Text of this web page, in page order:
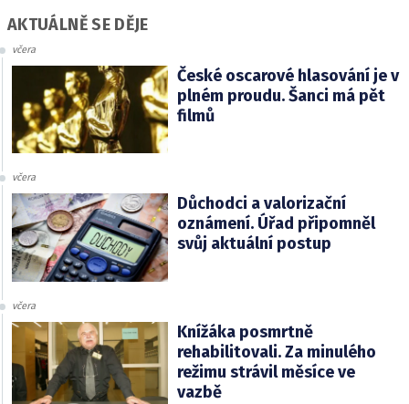
AKTUÁLNĚ SE DĚJE
včera
České oscarové hlasování je v
plném proudu. Šanci má pět
filmů
včera
Důchodci a valorizační
oznámení. Úřad připomněl
svůj aktuální postup
včera
Knížáka posmrtně
rehabilitovali. Za minulého
režimu strávil měsíce ve
vazbě